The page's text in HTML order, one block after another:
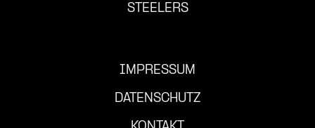
STEELERS
IMPRESSUM
DATENSCHUTZ